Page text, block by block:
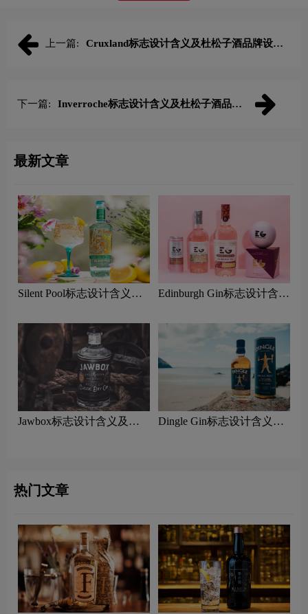
上一篇:
Cruxland标志设计含义及杜松子酒品牌设计
下一篇:
Inverroche标志设计含义及杜松子酒品牌
最新文章
Silent Pool标志设计含义及
Edinburgh Gin标志设计含义
Jawbox标志设计含义及杜
Dingle Gin标志设计含义及
热门文章